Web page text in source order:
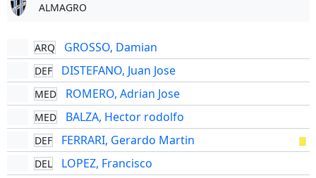
ALMAGRO
ARQ GROSSO, Damian
DEF DISTEFANO, Juan Jose
MED ROMERO, Adrian Jose
MED BALZA, Hector rodolfo
DEF FERRARI, Gerardo Martin
DEL LOPEZ, Francisco